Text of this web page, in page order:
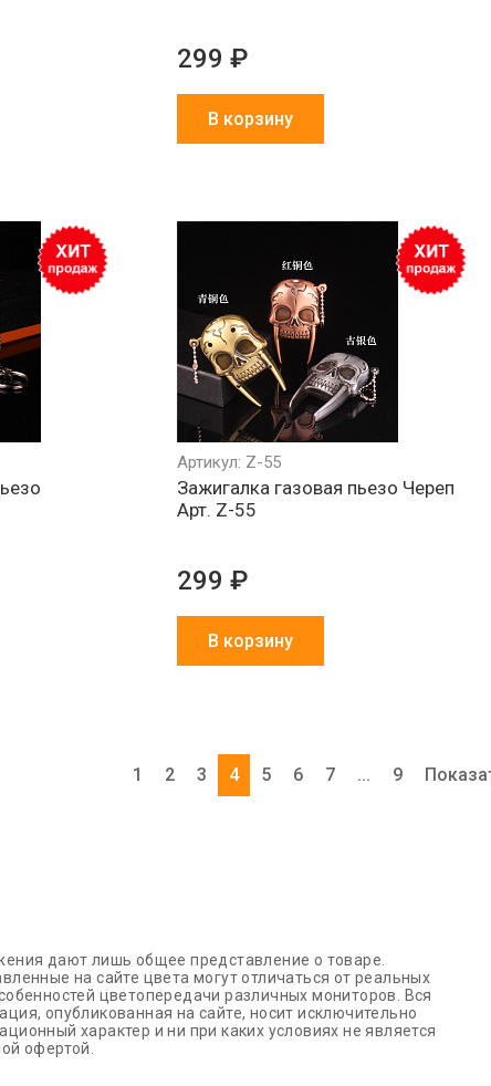
299 ₽
В корзину
Артикул: Z-55
Зажигалка газовая пьезо Череп
Арт. Z-55
299 ₽
В корзину
1 2 3 4 5 6 7 ... 9
дают лишь общее представление о товаре.
на сайте цвета могут отличаться от реальных
цветопередачи различных мониторов. Вся
опубликованная на сайте, носит исключительно
характер и ни при каких условиях не является
офертой.